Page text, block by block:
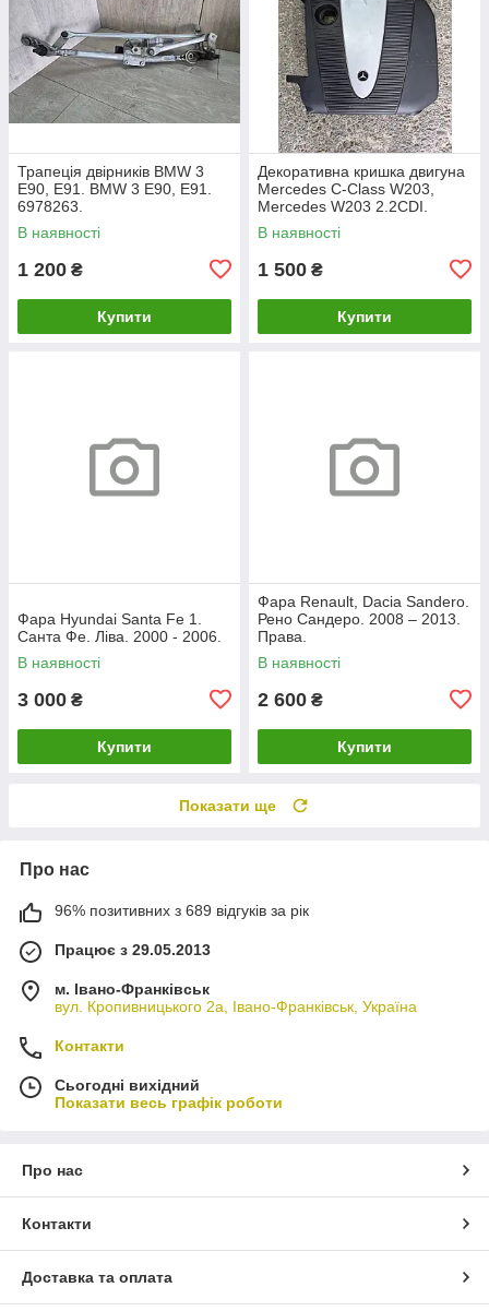
Трапеція двірників BMW 3
E90, E91. BMW 3 Е90, Е91.
6978263.
В наявності
1 200 ₴
Купити
Декоративна кришка двигуна
Mercedes C-Class W203,
Mercedes W203 2.2CDI.
A6460100467.
В наявності
1 500 ₴
Купити
Фара Hyundai Santa Fe 1.
Санта Фе. Ліва. 2000 - 2006.
В наявності
3 000 ₴
Купити
Фара Renault, Dacia Sandero.
Рено Сандеро. 2008 – 2013.
Права.
В наявності
2 600 ₴
Купити
Показати ще
Про нас
96% позитивних з 689 відгуків за рік
Працює з 29.05.2013
м. Івано-Франківськ
вул. Кропивницького 2а, Івано-Франківськ, Україна
Контакти
Сьогодні вихідний
Показати весь графік роботи
Про нас
Контакти
Доставка та оплата